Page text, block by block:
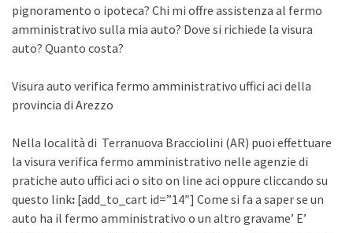
pignoramento o ipoteca? Chi mi offre assistenza al fermo
amministrativo sulla mia auto? Dove si richiede la visura
auto? Quanto costa?
Visura auto verifica fermo amministrativo uffici aci della
provincia di Arezzo
Nella località di Terranuova Bracciolini (AR) puoi effettuare
la visura verifica fermo amministrativo nelle agenzie di
pratiche auto uffici aci o sito on line aci oppure cliccando su
questo link: [add_to_cart id=”14″] Come si fa a saper se un
auto ha il fermo amministrativo o un altro gravame’ E’